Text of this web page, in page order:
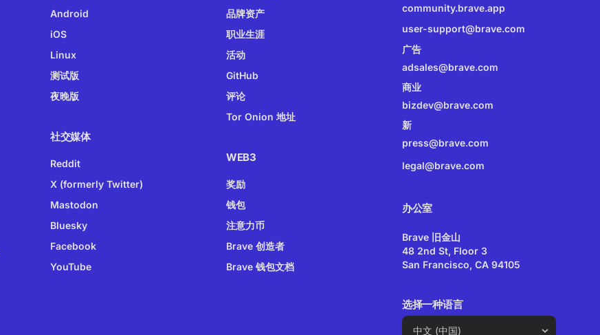
Android
iOS
Linux
测试版
夜晚版
社交媒体
Reddit
X (formerly Twitter)
Mastodon
Bluesky
Facebook
YouTube
品牌资产
职业生涯
活动
GitHub
评论
Tor Onion 地址
WEB3
奖励
钱包
注意力币
Brave 创造者
Brave 钱包文档
community.brave.app
user-support@brave.com
广告
adsales@brave.com
商业
bizdev@brave.com
新
press@brave.com
legal@brave.com
办公室
Brave 旧金山
48 2nd St, Floor 3
San Francisco, CA 94105
选择一种语言